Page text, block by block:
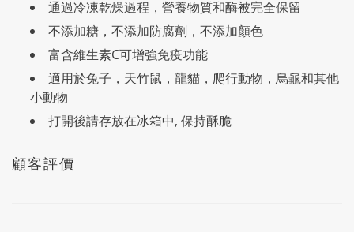
通過冷凍乾燥過程，營養物質和酶被完全保留
不添加糖，不添加防腐劑，不添加顏色
富含維生素C可增強免疫功能
適用於兔子，天竹鼠，龍貓，爬行動物，烏龜和其他
小動物
打開後請存放在冰箱中, 保持酥脆
顧客評價